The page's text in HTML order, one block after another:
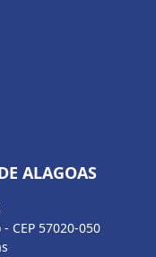
ALAGOAS
CEP 57020-050